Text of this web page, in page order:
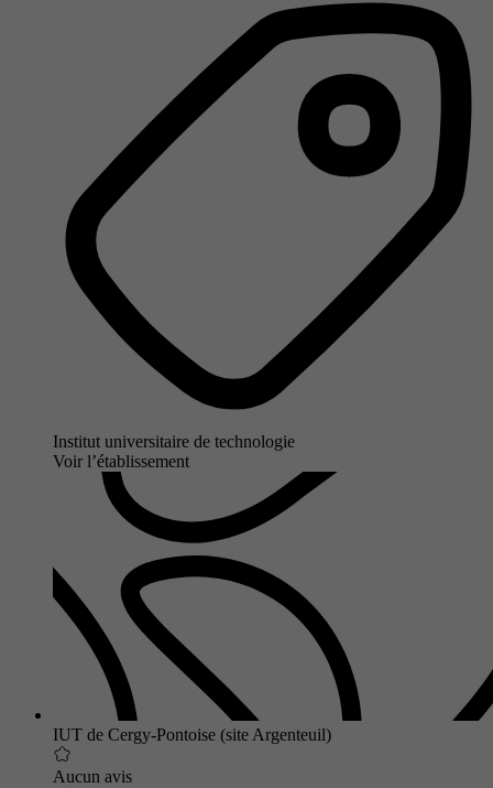
Institut universitaire de technologie
Voir l’établissement
IUT de Cergy-Pontoise (site Argenteuil)
Aucun avis